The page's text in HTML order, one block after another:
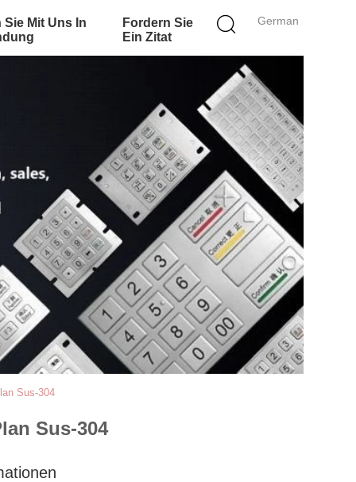
German
Sie Mit Uns In
Fordern Sie
Ein Zitat
Sus-304
Sus-304